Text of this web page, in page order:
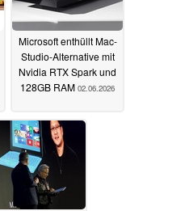
Microsoft enthüllt Mac-
Studio-Alternative mit
Nvidia RTX Spark und
128GB RAM 02.06.2026